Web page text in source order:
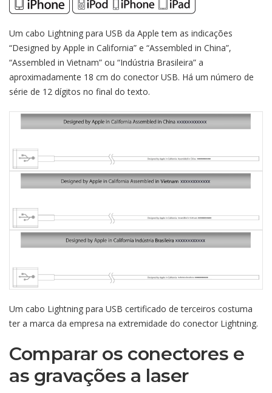
Um cabo Lightning para USB da Apple tem as indicações
“Designed by Apple in California” e “Assembled in China”,
“Assembled in Vietnam” ou “Indústria Brasileira” a
aproximadamente 18 cm do conector USB. Há um número de
série de 12 dígitos no final do texto.
Um cabo Lightning para USB certificado de terceiros costuma
ter a marca da empresa na extremidade do conector Lightning.
Comparar os conectores e
as gravações a laser